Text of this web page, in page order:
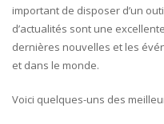
important de disposer d’un
d’actualités sont une
dernières nouvelles et les
et dans le monde.
Voici quelques-uns des